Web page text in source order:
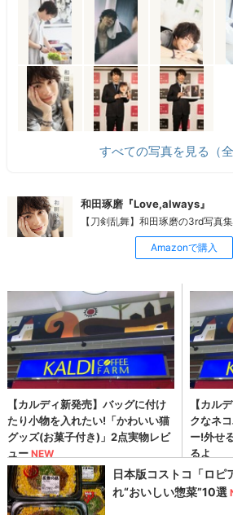
すべての写真を見る（全
和田琢磨『Love,always』
【刀剣乱舞】和田琢磨の3rd写真集
Amazonで購入